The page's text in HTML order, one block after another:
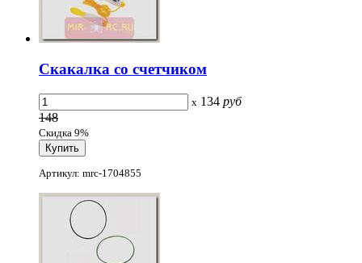
Скакалка со счетчиком
x 134 руб
148
Скидка 9%
Артикул: mrc-1704855